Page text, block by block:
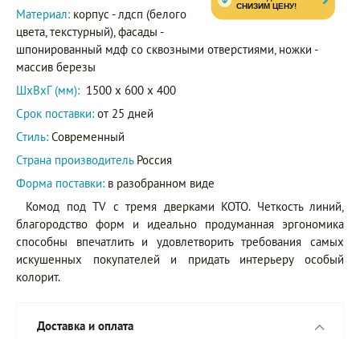
Материал: корпус - лдсп (белого
цвета, текстурный), фасады -
шпонированный мдф со сквозными отверстиями, ножки -
массив березы
ШxВxГ (мм): 1500 x 600 x 400
Срок поставки: от 25 дней
Стиль: Современный
Страна производитель Россия
Форма поставки: в разобранном виде
Комод под TV с тремя дверками KOTO. Четкость линий,
благородство форм и идеально продуманная эргономика
способны впечатлить и удовлетворить требования самых
искушенных покупателей и придать интерьеру особый
колорит.
Доставка и оплата